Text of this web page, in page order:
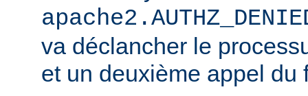
va déclancher le
et un deuxième appel du